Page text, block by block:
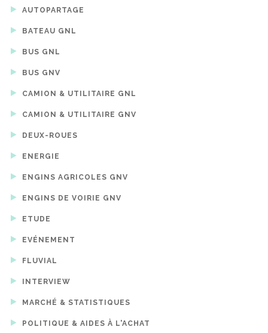
AUTOPARTAGE
BATEAU GNL
BUS GNL
BUS GNV
CAMION & UTILITAIRE GNL
CAMION & UTILITAIRE GNV
DEUX-ROUES
ENERGIE
ENGINS AGRICOLES GNV
ENGINS DE VOIRIE GNV
ETUDE
EVÉNEMENT
FLUVIAL
INTERVIEW
MARCHÉ & STATISTIQUES
POLITIQUE & AIDES À L'ACHAT